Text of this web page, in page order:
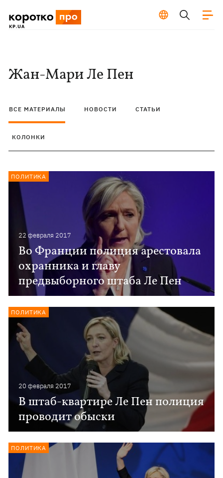
Жан-Мари Ле Пен
ВСЕ МАТЕРИАЛЫ НОВОСТИ СТАТЬИ
КОЛОНКИ
22 февраля 2017
Во Франции полиция арестовала
охранника и главу
предвыборного штаба Ле Пен
ПОЛИТИКА
20 февраля 2017
В штаб-квартире Ле Пен полиция
проводит обыски
ПОЛИТИКА
ПОЛИТИКА